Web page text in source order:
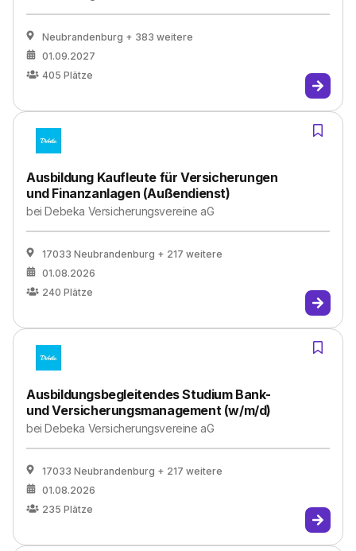
Neubrandenburg + 383 weitere
01.09.2027
405 Plätze
Ausbildung Kaufleute für Versicherungen
und Finanzanlagen (Außendienst)
beiDebeka Versicherungsvereine aG
17033 Neubrandenburg + 217 weitere
01.08.2026
240 Plätze
Ausbildungsbegleitendes Studium Bank-
und Versicherungsmanagement (w/m/d)
beiDebeka Versicherungsvereine aG
17033 Neubrandenburg + 217 weitere
01.08.2026
235 Plätze